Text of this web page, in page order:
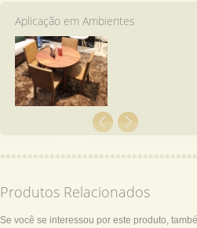
Aplicação em Ambientes
Produtos Relacionados
Se você se interessou por este produto,